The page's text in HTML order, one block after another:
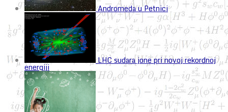
Andromeda u Petnici
LHC sudara jone pri novoj rekordnoj
energiji